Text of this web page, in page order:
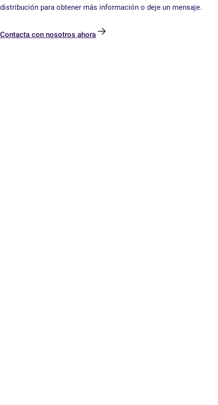
distribución para obtener más información o deje un mensaje.
Contacta con nosotros ahora